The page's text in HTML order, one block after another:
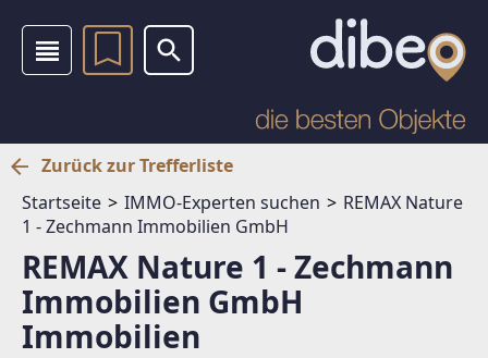
Zurück zur Trefferliste
Startseite
IMMO-Experten suchen
REMAX Nature
1 - Zechmann Immobilien GmbH
REMAX Nature 1 - Zechmann
Immobilien GmbH
Immobilien